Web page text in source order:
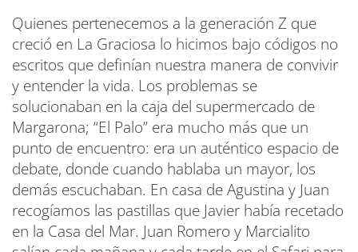
Quienes pertenecemos a la generación Z que
creció en La Graciosa lo hicimos bajo códigos no
escritos que definían nuestra manera de convivir
y entender la vida. Los problemas se
solucionaban en la caja del supermercado de
Margarona; “El Palo” era mucho más que un
punto de encuentro: era un auténtico espacio de
debate, donde cuando hablaba un mayor, los
demás escuchaban. En casa de Agustina y Juan
recogíamos las pastillas que Javier había recetado
en la Casa del Mar. Juan Romero y Marcialito